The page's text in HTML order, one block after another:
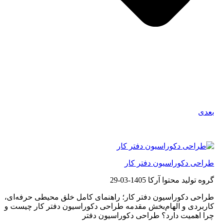
بعدی
طراحی دکوراسیون دفتر کار
گروه تولید محتوا آرکا 1405-03-29
طراحی دکوراسیون دفتر کار؛ راهنمای کامل خلق محیطی حرفه‌ای،
کاربردی و الهام‌بخش مقدمه طراحی دکوراسیون دفتر کار چیست و
چرا اهمیت دارد؟ طراحی دکوراسیون دفتر